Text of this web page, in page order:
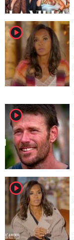
player2
player2
player2